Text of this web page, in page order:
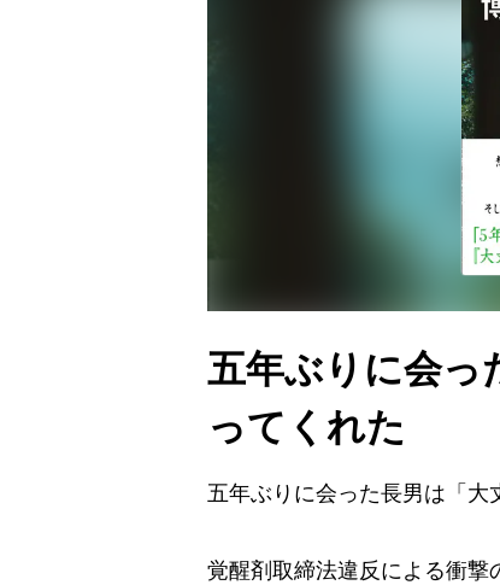
五年ぶりに会っ
ってくれた
五年ぶりに会った長男は「大
覚醒剤取締法違反による衝撃